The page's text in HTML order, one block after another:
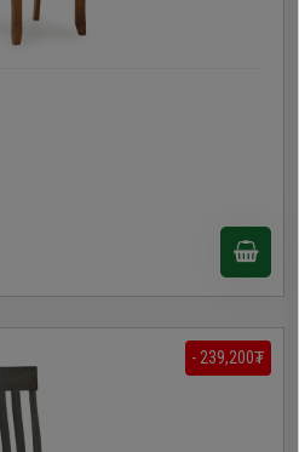
- 239,200₮